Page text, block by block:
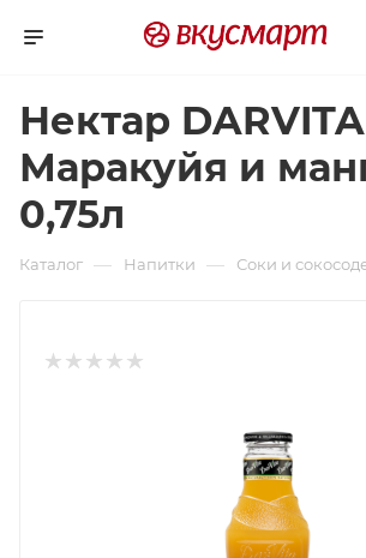
Нектар DARVITA
Маракуйя и
0,75л
Каталог — Напитки — Соки и